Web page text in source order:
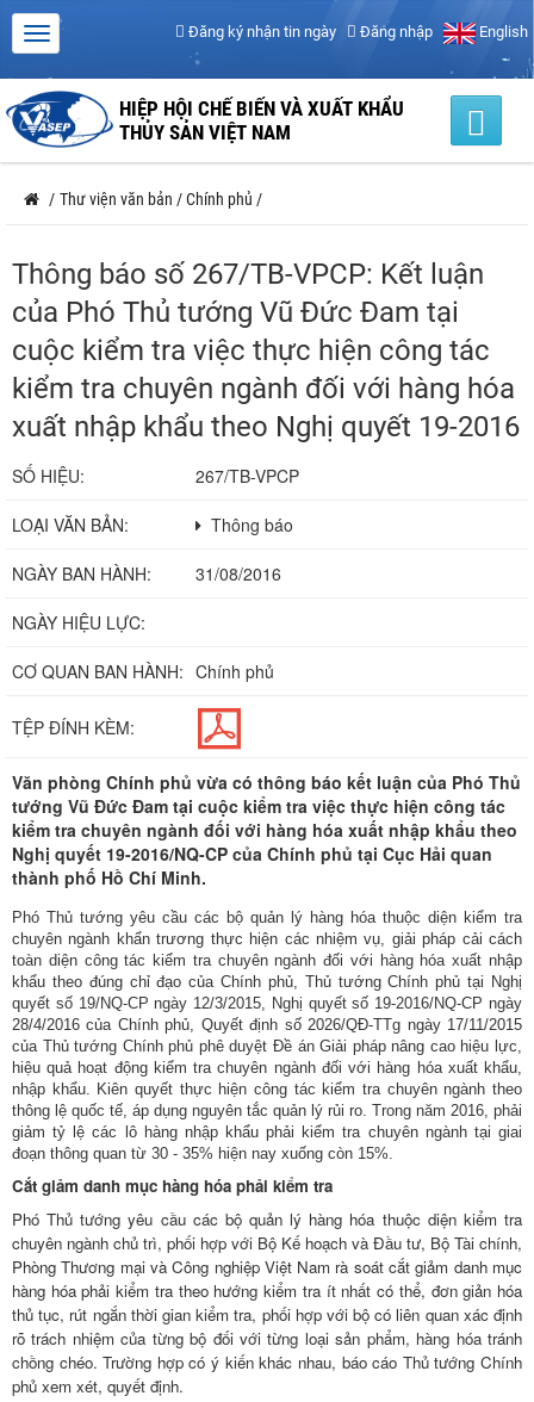
Đăng ký nhận tin ngày Đăng nhập English
HIỆP HỘI CHẾ BIẾN VÀ XUẤT KHẨU
THỦY SẢN VIỆT NAM
/ Thư viện văn bản /Chính phủ /
Thông báo số 267/TB-VPCP: Kết luận
của Phó Thủ tướng Vũ Đức Đam tại
cuộc kiểm tra việc thực hiện công tác
kiểm tra chuyên ngành đối với hàng hóa
xuất nhập khẩu theo Nghị quyết 19-2016
SỐ HIỆU: 267/TB-VPCP
LOẠI VĂN BẢN: Thông báo
NGÀY BAN HÀNH: 31/08/2016
NGÀY HIỆU LỰC:
CƠ QUAN BAN HÀNH: Chính phủ
TỆP ĐÍNH KÈM:
Văn phòng Chính phủ vừa có thông báo kết luận của Phó Thủ
tướng Vũ Đức Đam tại cuộc kiểm tra việc thực hiện công tác
kiểm tra chuyên ngành đối với hàng hóa xuất nhập khẩu theo
Nghị quyết 19-2016/NQ-CP của Chính phủ tại Cục Hải quan
thành phố Hồ Chí Minh.
Phó Thủ tướng yêu cầu các bộ quản lý hàng hóa thuộc diện kiểm tra
chuyên ngành khẩn trương thực hiện các nhiệm vụ, giải pháp cải cách
toàn diện công tác kiểm tra chuyên ngành đối với hàng hóa xuất nhập
khẩu theo đúng chỉ đạo của Chính phủ, Thủ tướng Chính phủ tại Nghị
quyết số 19/NQ-CP ngày 12/3/2015, Nghị quyết số 19-2016/NQ-CP ngày
28/4/2016 của Chính phủ, Quyết định số2026/QĐ-TTg ngày 17/11/2015
của Thủ tướng Chính phủ phê duyệt Đề án Giải pháp nâng cao hiệu lực,
hiệu quả hoạt động kiểm tra chuyên ngành đối với hàng hóa xuất khẩu,
nhập khẩu. Kiên quyết thực hiện công tác kiểm tra chuyên ngành theo
thông lệ quốc tế, áp dụng nguyên tắc quản lý rủi ro. Trong năm 2016, phải
giảm tỷ lệ các lô hàng nhập khẩu phải kiểm tra chuyên ngành tại giai
đoạn thông quan từ 30 - 35% hiện nay xuống còn 15%.
Cắt giảm danh mục hàng hóa phải kiểm tra
Phó Thủ tướng yêu cầu các bộ quản lý hàng hóa thuộc diện kiểm tra
chuyên ngành chủ trì, phối hợp với Bộ Kế hoạch và Đầu tư, Bộ Tài chính,
Phòng Thương mại và Công nghiệp Việt Nam rà soát cắt giảm danh mục
hàng hóa phải kiểm tra theo hướng kiểm tra ít nhất có thể, đơn giản hóa
thủ tục, rút ngắn thời gian kiểm tra, phối hợp với bộ có liên quan xác định
rõ trách nhiệm của từng bộ đối với từng loại sản phẩm, hàng hóa tránh
chồng chéo. Trường hợp có ý kiến khác nhau, báo cáo Thủ tướng Chính
phủ xem xét, quyết định.